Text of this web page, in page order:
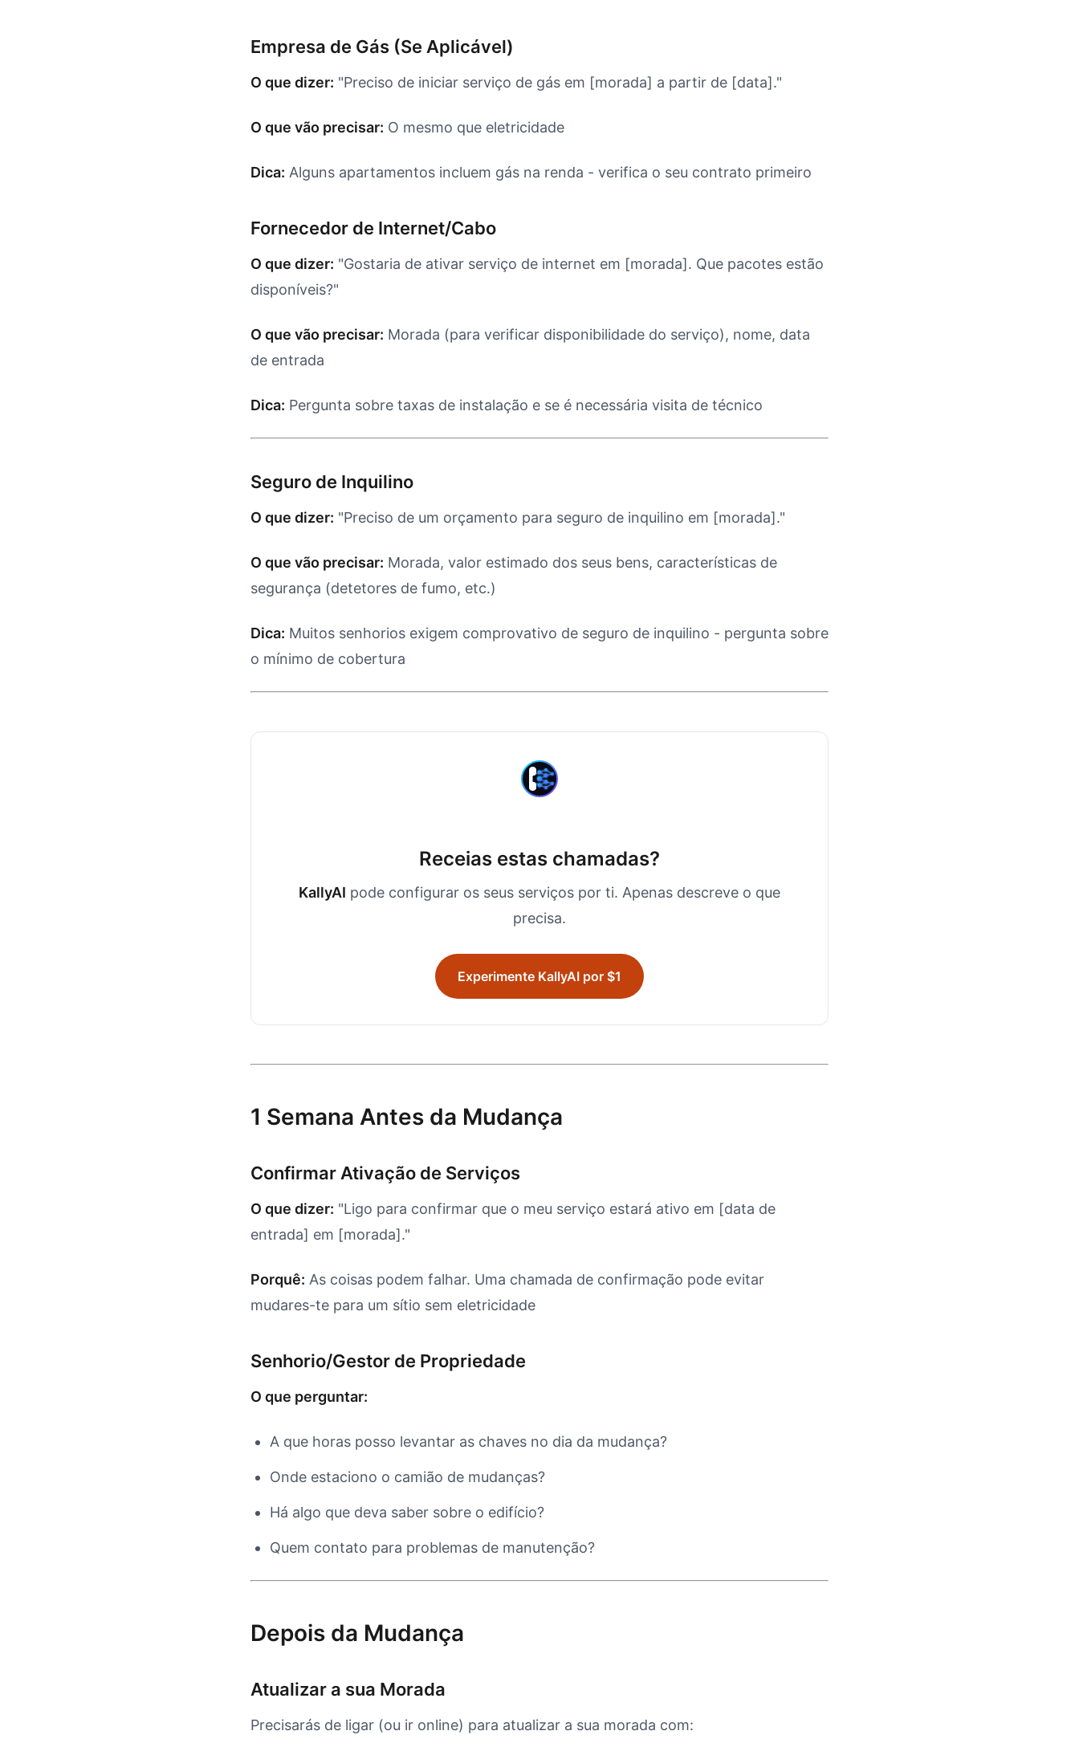
Empresa de Gás (Se Aplicável)
O que dizer: "Preciso de iniciar serviço de gás em [morada] a partir de [data]."
O que vão precisar: O mesmo que eletricidade
Dica: Alguns apartamentos incluem gás na renda - verifica o seu contrato primeiro
Fornecedor de Internet/Cabo
O que dizer: "Gostaria de ativar serviço de internet em [morada]. Que pacotes estão
disponíveis?"
O que vão precisar: Morada (para verificar disponibilidade do serviço), nome, data
de entrada
Dica: Pergunta sobre taxas de instalação e se é necessária visita de técnico
Seguro de Inquilino
O que dizer: "Preciso de um orçamento para seguro de inquilino em [morada]."
O que vão precisar: Morada, valor estimado dos seus bens, características de
segurança (detetores de fumo, etc.)
Dica: Muitos senhorios exigem comprovativo de seguro de inquilino - pergunta sobre
o mínimo de cobertura
Receias estas chamadas?
KallyAI pode configurar os seus serviços por ti. Apenas descreve o que
precisa.
Experimente KallyAI por $1
1 Semana Antes da Mudança
Confirmar Ativação de Serviços
O que dizer: "Ligo para confirmar que o meu serviço estará ativo em [data de
entrada] em [morada]."
Porquê: As coisas podem falhar. Uma chamada de confirmação pode evitar
mudares-te para um sítio sem eletricidade
Senhorio/Gestor de Propriedade
O que perguntar:
A que horas posso levantar as chaves no dia da mudança?
Onde estaciono o camião de mudanças?
Há algo que deva saber sobre o edifício?
Quem contato para problemas de manutenção?
Depois da Mudança
Atualizar a sua Morada
Precisarás de ligar (ou ir online) para atualizar a sua morada com: